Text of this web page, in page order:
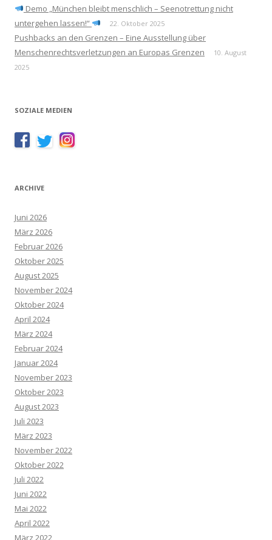
Demo „München bleibt menschlich – Seenotrettung nicht
untergehen lassen!“
22. Oktober 2025
Pushbacks an den Grenzen – Eine Ausstellung über
Menschenrechtsverletzungen an Europas Grenzen
10. August
2025
SOZIALE MEDIEN
ARCHIVE
Juni 2026
März 2026
Februar 2026
Oktober 2025
August 2025
November 2024
Oktober 2024
April 2024
März 2024
Februar 2024
Januar 2024
November 2023
Oktober 2023
August 2023
Juli 2023
März 2023
November 2022
Oktober 2022
Juli 2022
Juni 2022
Mai 2022
April 2022
März 2022